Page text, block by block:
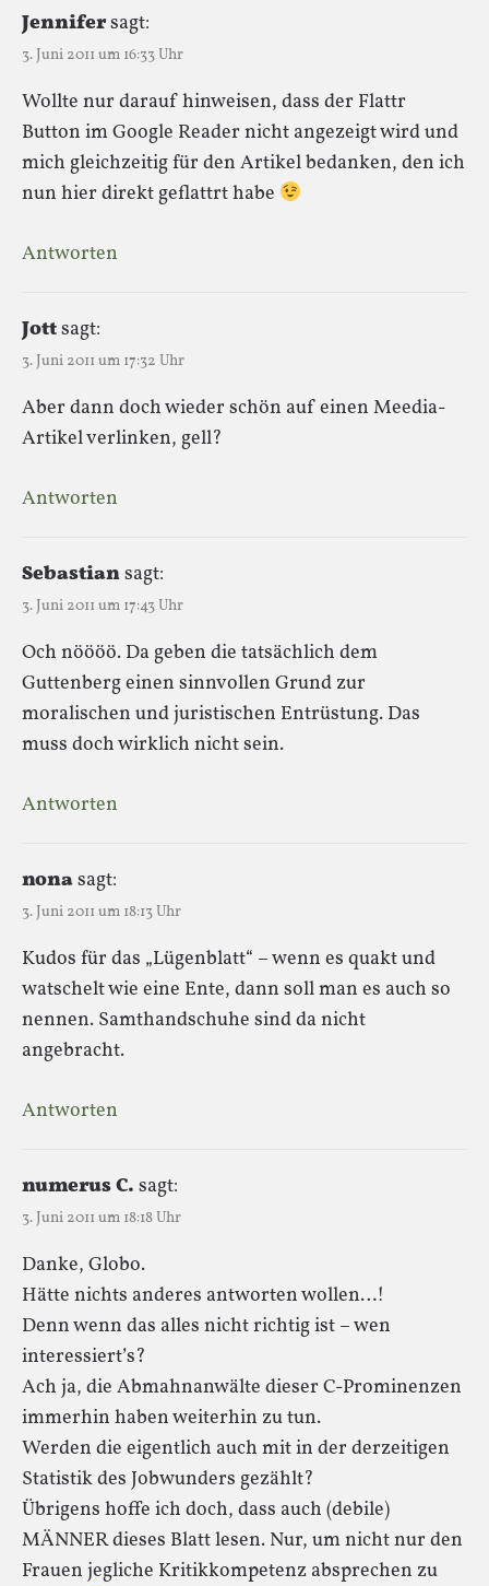
Jennifersagt:
3. Juni 2011 um 16:33 Uhr
Wollte nur darauf hinweisen, dass der Flattr
Button im Google Reader nicht angezeigt wird und
mich gleichzeitig für den Artikel bedanken, den ich
nun hier direkt geflattrt habe
Antworten
Jottsagt:
3. Juni 2011 um 17:32 Uhr
Aber dann doch wieder schön auf einen Meedia-
Artikel verlinken, gell?
Antworten
Sebastiansagt:
3. Juni 2011 um 17:43 Uhr
Och nöööö. Da geben die tatsächlich dem
Guttenberg einen sinnvollen Grund zur
moralischen und juristischen Entrüstung. Das
muss doch wirklich nicht sein.
Antworten
nonasagt:
3. Juni 2011 um 18:13 Uhr
Kudos für das „Lügenblatt“ – wenn es quakt und
watschelt wie eine Ente, dann soll man es auch so
nennen. Samthandschuhe sind da nicht
angebracht.
Antworten
numerus C. sagt:
3. Juni 2011 um 18:18 Uhr
Danke, Globo.
Hätte nichts anderes antworten wollen…!
Denn wenn das alles nicht richtig ist – wen
interessiert’s?
Ach ja, die Abmahnanwälte dieser C-Prominenzen
immerhin haben weiterhin zu tun.
Werden die eigentlich auch mit in der derzeitigen
Statistik des Jobwunders gezählt?
Übrigens hoffe ich doch, dass auch (debile)
MÄNNER dieses Blatt lesen. Nur, um nicht nur den
Frauen jegliche Kritikkompetenz absprechen zu